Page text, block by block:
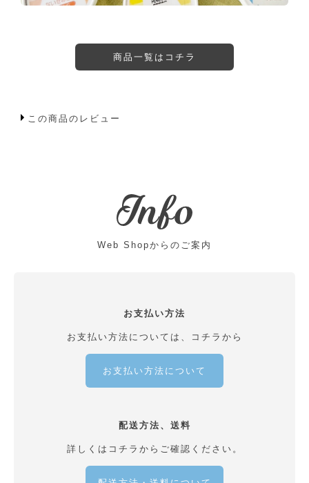
商品一覧はコチラ
この商品のレビュー
Web Shopからのご案内
お支払い方法
お支払い方法については、コチラから
お支払い方法について
配送方法、送料
詳しくはコチラからご確認ください。